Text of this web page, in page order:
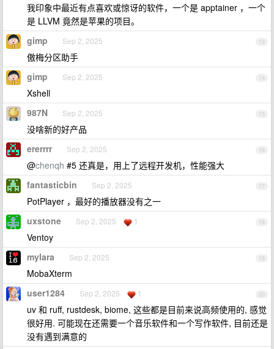
我印象中最近有点喜欢或惊讶的软件，一个是 apptainer ，一个
是 LLVM 竟然是苹果的项目。
13
gimp Sep 2, 2025
傲梅分区助手
14
gimp Sep 2, 2025
Xshell
15
987N Sep 2, 2025
没啥新的好产品
16
ererrrr Sep 2, 2025
@chenqh #5 还真是，用上了远程开发机，性能强大
17
fantasticbin Sep 2, 2025
PotPlayer ，最好的播放器没有之一
18
uxstone Sep 2, 2025 1
Ventoy
19
mylara Sep 2, 2025
MobaXterm
20
user1284 Sep 2, 2025 1
uv 和 ruff, rustdesk, biome, 这些都是目前来说高频使用的, 感觉
很好用. 可能现在还需要一个音乐软件和一个写作软件, 目前还是
没有遇到满意的